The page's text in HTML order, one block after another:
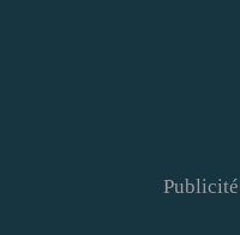
Publicité